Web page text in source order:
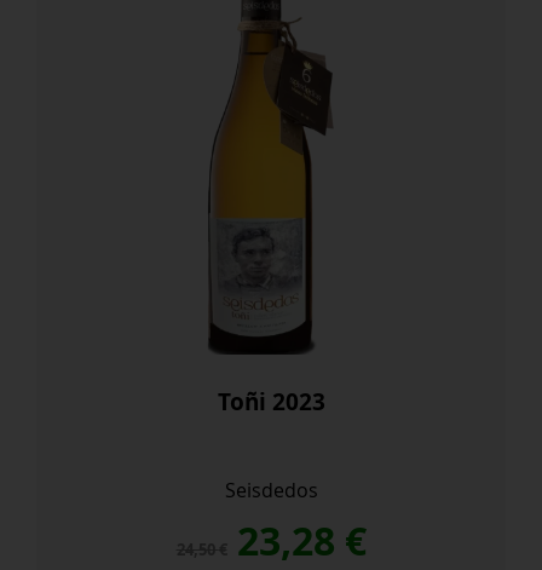
Toñi 2023
Seisdedos
El
23,28 €El